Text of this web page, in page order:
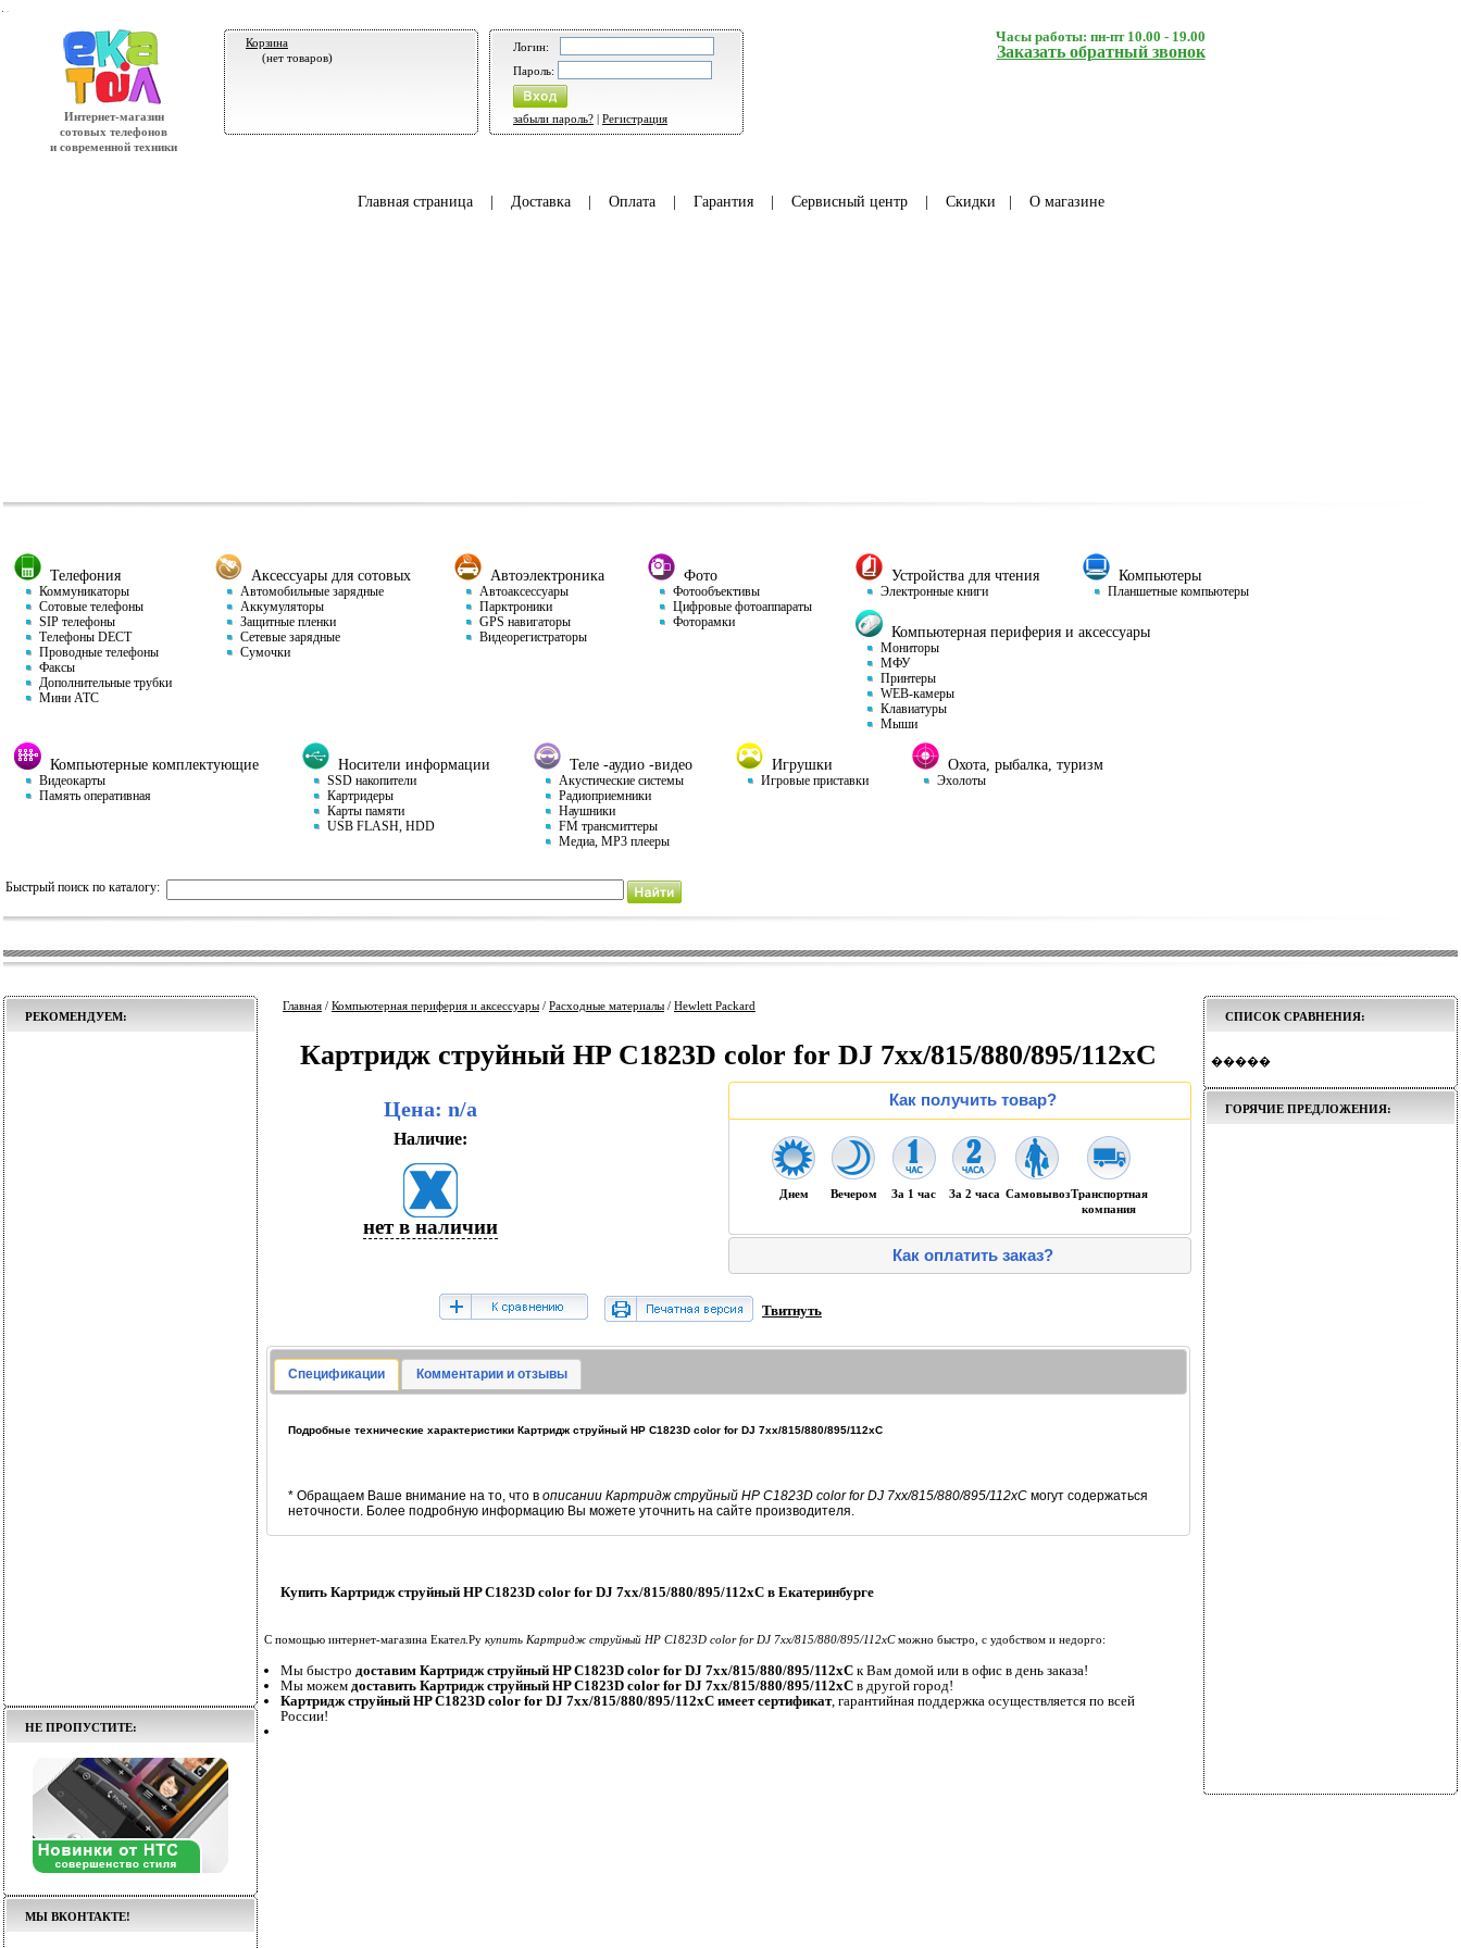
Интернет-магазин
сотовых телефонов
и современной техники
Корзина
(нет товаров)
Логин:
Пароль:
забыли пароль? | Регистрация
Часы работы: пн-пт 10.00 - 19.00
Заказать обратный звонок
Главная страница| Доставка| Оплата| Гарантия| Сервисный центр| Скидки О магазине
Телефония
Коммуникаторы
Сотовые телефоны
SIP телефоны
Телефоны DECT
Проводные телефоны
Факсы
Дополнительные трубки
Мини АТС
Аксессуары для сотовых
Автомобильные зарядные
Аккумуляторы
Защитные пленки
Сетевые зарядные
Сумочки
Автоэлектроника
Автоаксессуары
Парктроники
GPS навигаторы
Видеорегистраторы
Фото
Фотообъективы
Цифровые фотоаппараты
Фоторамки
Устройства для чтения
Электронные книги
Компьютеры
Планшетные компьютеры
Компьютерная периферия и аксессуары
Мониторы
МФУ
Принтеры
WEB-камеры
Клавиатуры
Мыши
Компьютерные комплектующие
Видеокарты
Память оперативная
Носители информации
SSD накопители
Картридеры
Карты памяти
USB FLASH, HDD
Теле -аудио -видео
Акустические системы
Радиоприемники
Наушники
FM трансмиттеры
Медиа, MP3 плееры
Игрушки
Игровые приставки
Охота, рыбалка, туризм
Эхолоты
Быстрый поиск по каталогу:
РЕКОМЕНДУЕМ:
НЕ ПРОПУСТИТЕ:
МЫ ВКОНТАКТЕ!
Главная / Компьютерная периферия и аксессуары / Расходные материалы / Hewlett Packard
Картридж струйный HP C1823D color for DJ 7xx/815/880/895/112xC
Цена: n/a
Наличие:
нет в наличии
Как получить товар?
Днем Вечером За 1 час За 2 часа СамовывозТранспортная
компания
Как оплатить заказ?
Твитнуть
Спецификации Комментарии и отзывы
Подробные технические характеристики Картридж струйный HP C1823D color for DJ 7xx/815/880/895/112xC
* Обращаем Ваше внимание на то, что вописании Картридж струйный HP C1823D color for DJ 7xx/815/880/895/112xC могут содержаться
неточности. Более подробную информацию Вы можете уточнить на сайте производителя.
Купить Картридж струйный HP C1823D color for DJ 7xx/815/880/895/112xC в Екатеринбурге
С помощью интернет-магазина Екател.Ру купить Картридж струйный HP C1823D color for DJ 7xx/815/880/895/112xCможно быстро, с удобством и недорго:
Мы быстро доставим Картридж струйный HP C1823D color for DJ 7xx/815/880/895/112xC к Вам домой или в офис в день заказа!
Мы можем доставить Картридж струйный HP C1823D color for DJ 7xx/815/880/895/112xC в другой город!
Картридж струйный HP C1823D color for DJ 7xx/815/880/895/112xC имеет сертификат, гарантийная поддержка осуществляется по всей
России!
СПИСОК СРАВНЕНИЯ:
�����
ГОРЯЧИЕ ПРЕДЛОЖЕНИЯ: